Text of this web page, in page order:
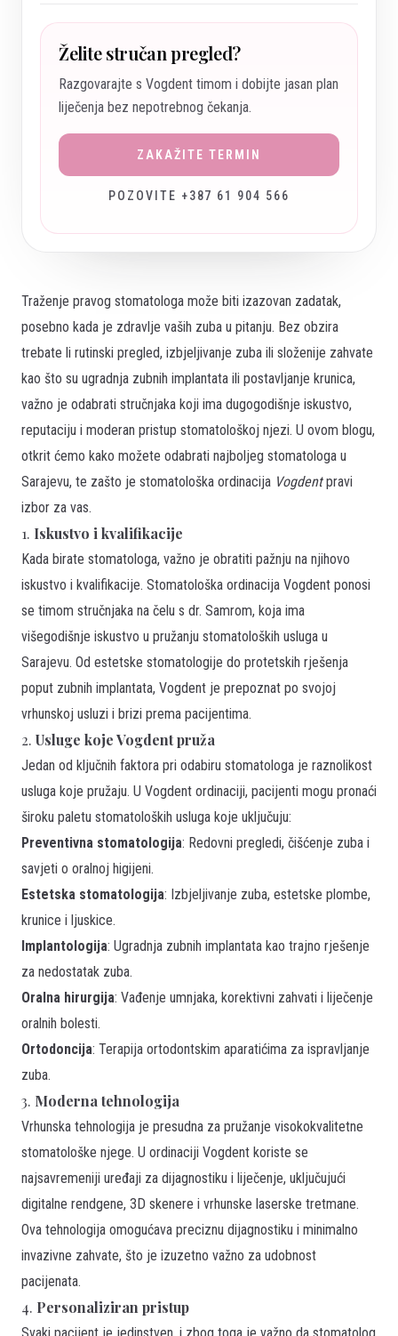
Želite stručan pregled?
Razgovarajte s Vogdent timom i dobijte jasan plan
liječenja bez nepotrebnog čekanja.
ZAKAŽITE TERMIN
POZOVITE +387 61 904 566
Traženje pravog stomatologa može biti izazovan zadatak,
posebno kada je zdravlje vaših zuba u pitanju. Bez obzira
trebate li rutinski pregled, izbjeljivanje zuba ili složenije zahvate
kao što su ugradnja zubnih implantata ili postavljanje krunica,
važno je odabrati stručnjaka koji ima dugogodišnje iskustvo,
reputaciju i moderan pristup stomatološkoj njezi. U ovom blogu,
otkrit ćemo kako možete odabrati najboljeg stomatologa u
Sarajevu, te zašto je stomatološka ordinacija Vogdentpravi
izbor za vas.
1. Iskustvo i kvalifikacije
Kada birate stomatologa, važno je obratiti pažnju na njihovo
iskustvo i kvalifikacije. Stomatološka ordinacija Vogdent ponosi
se timom stručnjaka na čelu s dr. Samrom, koja ima
višegodišnje iskustvo u pružanju stomatoloških usluga u
Sarajevu. Od estetske stomatologije do protetskih rješenja
poput zubnih implantata, Vogdent je prepoznat po svojoj
vrhunskoj usluzi i brizi prema pacijentima.
2. Usluge koje Vogdent pruža
Jedan od ključnih faktora pri odabiru stomatologa je raznolikost
usluga koje pružaju. U Vogdent ordinaciji, pacijenti mogu pronaći
široku paletu stomatoloških usluga koje uključuju:
Preventivna stomatologija: Redovni pregledi, čišćenje zuba i
savjeti o oralnoj higijeni.
Estetska stomatologija: Izbjeljivanje zuba, estetske plombe,
krunice i ljuskice.
Implantologija: Ugradnja zubnih implantata kao trajno rješenje
za nedostatak zuba.
Oralna hirurgija: Vađenje umnjaka, korektivni zahvati i liječenje
oralnih bolesti.
Ortodoncija: Terapija ortodontskim aparatićima za ispravljanje
zuba.
3. Moderna tehnologija
Vrhunska tehnologija je presudna za pružanje visokokvalitetne
stomatološke njege. U ordinaciji Vogdent koriste se
najsavremeniji uređaji za dijagnostiku i liječenje, uključujući
digitalne rendgene, 3D skenere i vrhunske laserske tretmane.
Ova tehnologija omogućava preciznu dijagnostiku i minimalno
invazivne zahvate, što je izuzetno važno za udobnost
pacijenata.
4. Personaliziran pristup